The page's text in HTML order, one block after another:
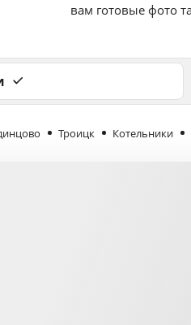
вам готовые фото
Троицк Котельники